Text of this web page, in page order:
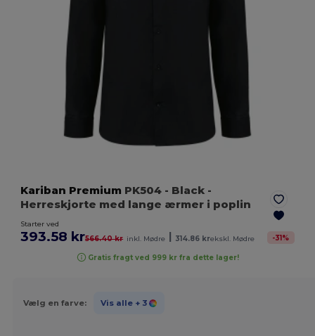
Kariban Premium PK504 - Black -
Herreskjorte med lange ærmer i poplin
Starter ved
393.58 kr566.40 kr inkl. Mødre 314.86 krekskl. Mødre -31%
Gratis fragt ved 999 kr fra dette lager!
Vælg en farve: Vis alle + 3